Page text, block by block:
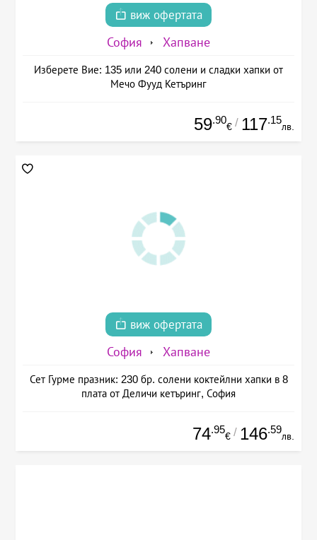
виж офертата
София Хапване
Изберете Вие: 135 или 240 солени и сладки хапки от
Мечо Фууд Кетъринг
59.90
€ / 117.15
лв.
виж офертата
София Хапване
Сет Гурме празник: 230 бр. солени коктейлни хапки в 8
плата от Деличи кетъринг, София
74.95
€ / 146.59
лв.